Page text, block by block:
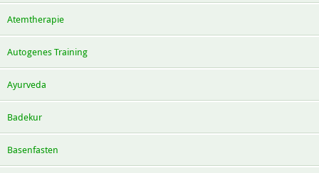
Atemtherapie
Autogenes Training
Ayurveda
Badekur
Basenfasten